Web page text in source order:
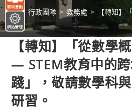
> 行政團隊 > 教務處 > 【轉知】
【轉知】「從數學
— STEM教育中的
踐」，敬請數學科
研習。